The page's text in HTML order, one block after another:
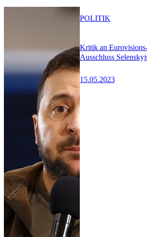
Kritik an
Ausschluss
15.05.2023
POLITIK